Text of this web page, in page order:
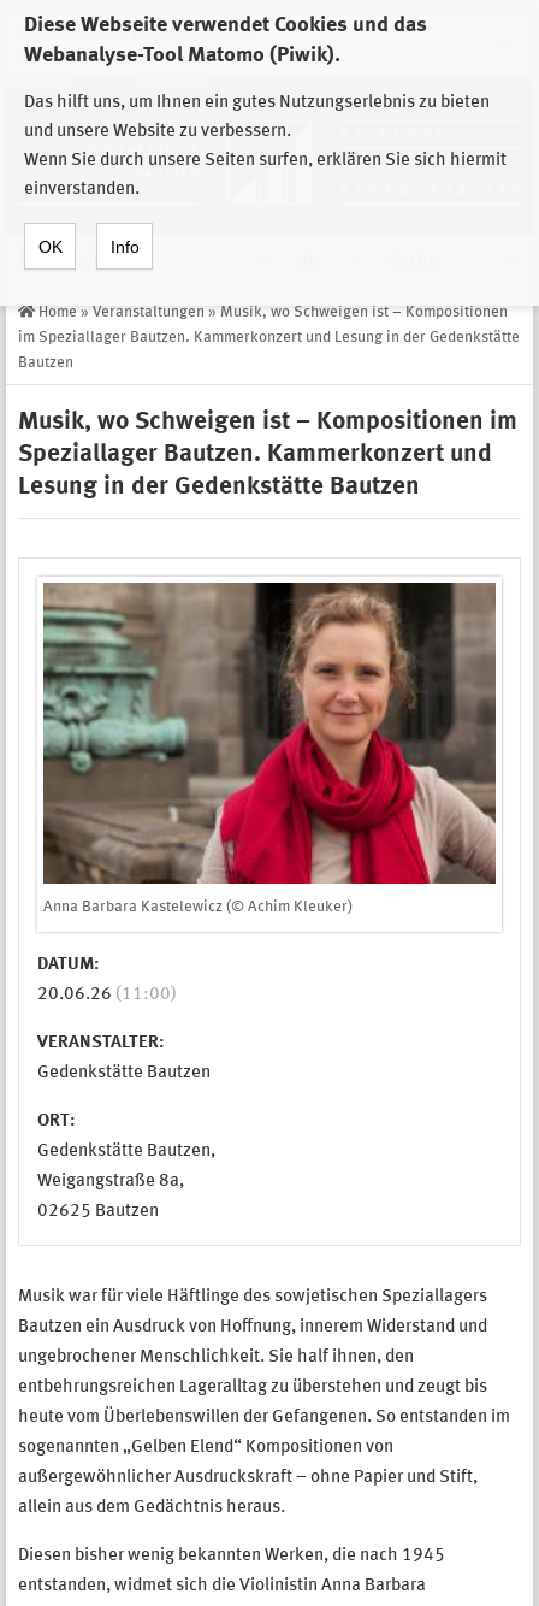
Diese Webseite verwendet Cookies und das
Webanalyse-Tool Matomo (Piwik).
Das hilft uns, um Ihnen ein gutes Nutzungserlebnis zu bieten
und unsere Website zu verbessern.
Wenn Sie durch unsere Seiten surfen, erklären Sie sich hiermit
einverstanden.
OK Info
Zur Auswahl der Einrichtungen der
Stiftung Sächsische Gedenkstätten
Home » Veranstaltungen » Musik, wo Schweigen ist – Kompositionen
im Speziallager Bautzen. Kammerkonzert und Lesung in der Gedenkstätte
Bautzen
Musik, wo Schweigen ist – Kompositionen im
Speziallager Bautzen. Kammerkonzert und
Lesung in der Gedenkstätte Bautzen
Anna Barbara Kastelewicz (© Achim Kleuker)
DATUM:
20.06.26 (11:00)
VERANSTALTER:
Gedenkstätte Bautzen
ORT:
Gedenkstätte Bautzen,
Weigangstraße 8a,
02625 Bautzen
Musik war für viele Häftlinge des sowjetischen Speziallagers
Bautzen ein Ausdruck von Hoffnung, innerem Widerstand und
ungebrochener Menschlichkeit. Sie half ihnen, den
entbehrungsreichen Lageralltag zu überstehen und zeugt bis
heute vom Überlebenswillen der Gefangenen. So entstanden im
sogenannten „Gelben Elend“ Kompositionen von
außergewöhnlicher Ausdruckskraft – ohne Papier und Stift,
allein aus dem Gedächtnis heraus.
Diesen bisher wenig bekannten Werken, die nach 1945
entstanden, widmet sich die Violinistin Anna Barbara